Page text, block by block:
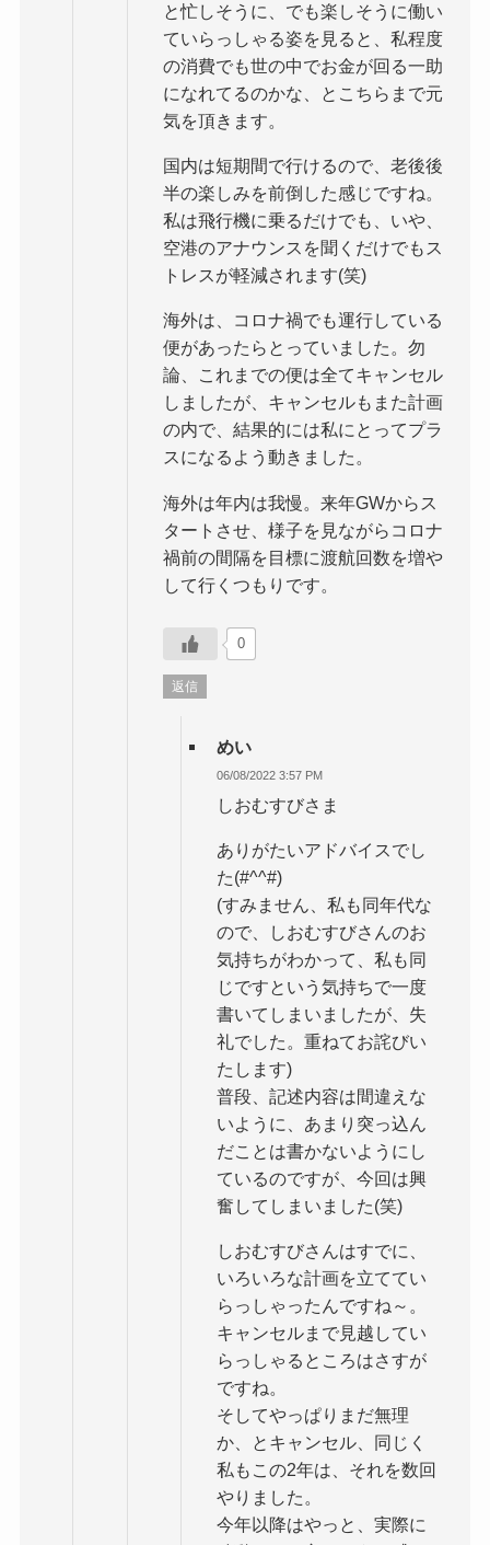
と忙しそうに、でも楽しそうに働い
ていらっしゃる姿を見ると、私程度
の消費でも世の中でお金が回る一助
になれてるのかな、とこちらまで元
気を頂きます。
国内は短期間で行けるので、老後後
半の楽しみを前倒した感じですね。
私は飛行機に乗るだけでも、いや、
空港のアナウンスを聞くだけでもス
トレスが軽減されます(笑)
海外は、コロナ禍でも運行している
便があったらとっていました。勿
論、これまでの便は全てキャンセル
しましたが、キャンセルもまた計画
の内で、結果的には私にとってプラ
スになるよう動きました。
海外は年内は我慢。来年GWからス
タートさせ、様子を見ながらコロナ
禍前の間隔を目標に渡航回数を増や
して行くつもりです。
0
返信
めい
06/08/2022 3:57 PM
しおむすびさま
ありがたいアドバイスでし
た(#^^#)
(すみません、私も同年代な
ので、しおむすびさんのお
気持ちがわかって、私も同
じですという気持ちで一度
書いてしまいましたが、失
礼でした。重ねてお詫びい
たします)
普段、記述内容は間違えな
いように、あまり突っ込ん
だことは書かないようにし
ているのですが、今回は興
奮してしまいました(笑)
しおむすびさんはすでに、
いろいろな計画を立ててい
らっしゃったんですね～。
キャンセルまで見越してい
らっしゃるところはさすが
ですね。
そしてやっぱりまだ無理
か、とキャンセル、同じく
私もこの2年は、それを数回
やりました。
今年以降はやっと、実際に